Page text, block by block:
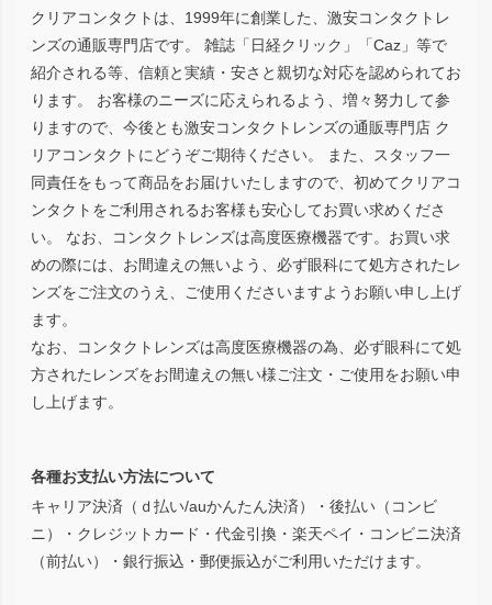
クリアコンタクトは、1999年に創業した、激安コンタクトレ
ンズの通販専門店です。 雑誌「日経クリック」「Caz」等で
紹介される等、信頼と実績・安さと親切な対応を認められてお
ります。 お客様のニーズに応えられるよう、増々努力して参
りますので、今後とも激安コンタクトレンズの通販専門店 ク
リアコンタクトにどうぞご期待ください。 また、スタッフ一
同責任をもって商品をお届けいたしますので、初めてクリアコ
ンタクトをご利用されるお客様も安心してお買い求めくださ
い。 なお、コンタクトレンズは高度医療機器です。お買い求
めの際には、お間違えの無いよう、必ず眼科にて処方されたレ
ンズをご注文のうえ、ご使用くださいますようお願い申し上げ
ます。
なお、コンタクトレンズは高度医療機器の為、必ず眼科にて処
方されたレンズをお間違えの無い様ご注文・ご使用をお願い申
し上げます。
各種お支払い方法について
キャリア決済（ｄ払い/auかんたん決済）・後払い（コンビ
ニ）・クレジットカード・代金引換・楽天ペイ・コンビニ決済
（前払い）・銀行振込・郵便振込がご利用いただけます。